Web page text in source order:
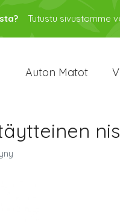
Tutustu sivustomme
Auton Matot